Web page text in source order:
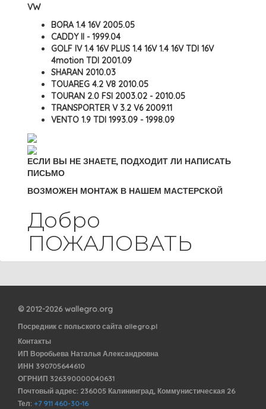
VW
BORA1.4 16V 2005.05
CADDY II - 1999.04
GOLF IV1.4 16V PLUS 1.4 16V 1.4 16V TDI 16V
4motion TDI 2001.09
SHARAN 2010.03
TOUAREG 4.2 V8 2010.05
TOURAN 2.0 FSI 2003.02 - 2010.05
TRANSPORTER V3.2 V6 2009.11
VENTO 1.9 TDI 1993.09 - 1998.09
ЕСЛИ ВЫ НЕ ЗНАЕТЕ, ПОДХОДИТ ЛИ НАПИСАТЬ
ПИСЬМО
ВОЗМОЖЕН МОНТАЖ В НАШЕМ МАСТЕРСКОЙ
Добро
ПОЖАЛОВАТЬ
© 2012-2026 wallegro.org
Посредник с польского сайта allegro.pl
Контакты
ИП Воробьева Наталья Александровна
ИНН 390705644610
ОГРНИП 326390000040631
Почтовый адрес: 236005 Калининград, Коммунистическая 26
Тел: +7 911 460-30-16